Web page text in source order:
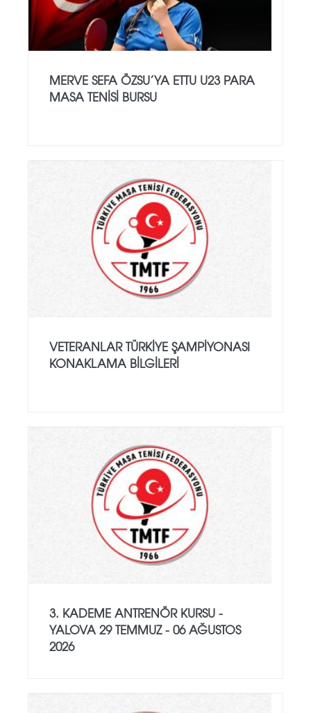
MERVE SEFA ÖZSU’YA ETTU U23 PARA
MASA TENISI BURSU
VETERANLAR TÜRKIYE ŞAMPIYONASI
KONAKLAMA BILGILERI
3. KADEME ANTRENÖR KURSU -
YALOVA 29 TEMMUZ - 06 AĞUSTOS
2026